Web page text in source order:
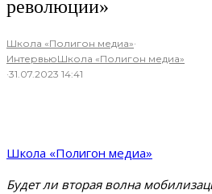
революции»
Школа «Полигон медиа»·
ИнтервьюШкола «Полигон медиа»
·31.07.2023 14:41
Школа «Полигон медиа»
Будет ли вторая волна